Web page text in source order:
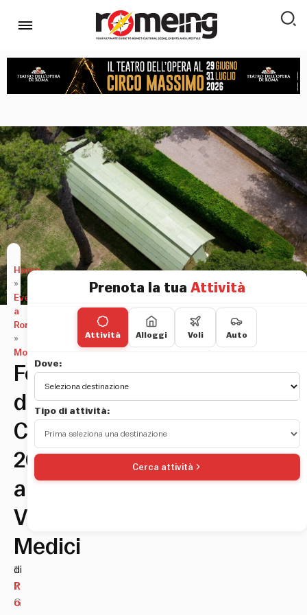
Home
»
Eventi
a
Roma
»
Mostre
Festival
des
Cabanes
2026
a
Villa
Medici
1
7
G
di
R
o
Prenota la tua Attività
Attività Alloggi Voli Auto
Dove:
Tipo di attività:
Cerca attività